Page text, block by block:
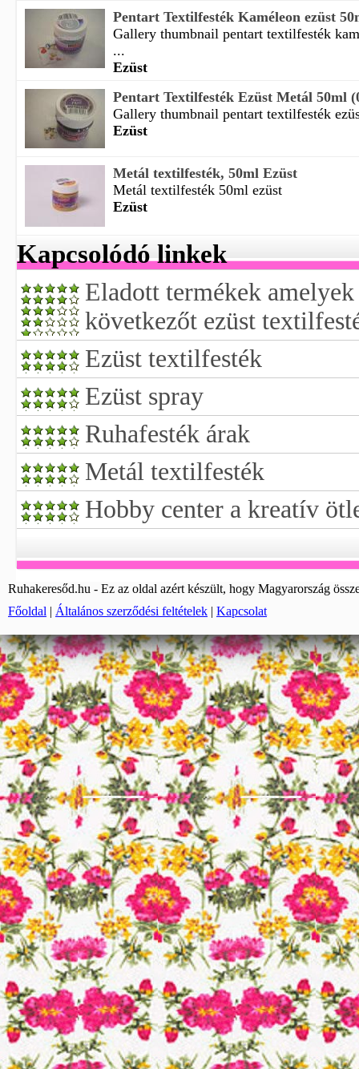
Pentart Textilfesték Kaméleon ezüst
Gallery thumbnail pentart textilfesték
...
Ezüst
Pentart Textilfesték Ezüst Metál 50ml
Gallery thumbnail pentart textilfesték
Ezüst
Metál textilfesték, 50ml Ezüst
Metál textilfesték 50ml ezüst
Ezüst
Kapcsolódó linkek
Eladott termékek
következőt ezüst
Ezüst textilfesték
Ezüst spray
Ruhafesték árak
Metál textilfesték
Hobby center a kreatív
Ruhakeresőd.hu - Ez az oldal azért készült, hogy Magyarország
Főoldal | Általános szerződési feltételek | Kapcsolat